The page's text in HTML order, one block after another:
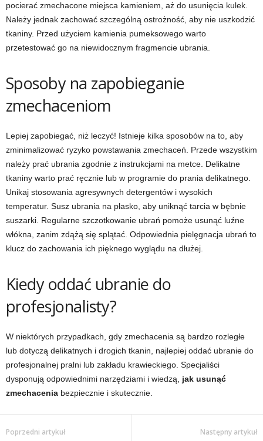
pocierać zmechacone miejsca kamieniem, aż do usunięcia kulek.
Należy jednak zachować szczególną ostrożność, aby nie uszkodzić
tkaniny. Przed użyciem kamienia pumeksowego warto
przetestować go na niewidocznym fragmencie ubrania.
Sposoby na zapobieganie
zmechaceniom
Lepiej zapobiegać, niż leczyć! Istnieje kilka sposobów na to, aby
zminimalizować ryzyko powstawania zmechaceń. Przede wszystkim
należy prać ubrania zgodnie z instrukcjami na metce. Delikatne
tkaniny warto prać ręcznie lub w programie do prania delikatnego.
Unikaj stosowania agresywnych detergentów i wysokich
temperatur. Susz ubrania na płasko, aby uniknąć tarcia w bębnie
suszarki. Regularne szczotkowanie ubrań pomoże usunąć luźne
włókna, zanim zdążą się splątać. Odpowiednia pielęgnacja ubrań to
klucz do zachowania ich pięknego wyglądu na dłużej.
Kiedy oddać ubranie do
profesjonalisty?
W niektórych przypadkach, gdy zmechacenia są bardzo rozległe
lub dotyczą delikatnych i drogich tkanin, najlepiej oddać ubranie do
profesjonalnej pralni lub zakładu krawieckiego. Specjaliści
dysponują odpowiednimi narzędziami i wiedzą, jak usunąć
zmechacenia bezpiecznie i skutecznie.
Poprzedni artykuł Następny artykuł